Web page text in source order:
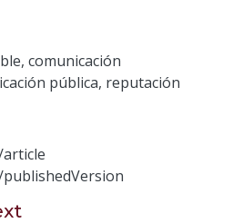
, comunicación
pública, reputación